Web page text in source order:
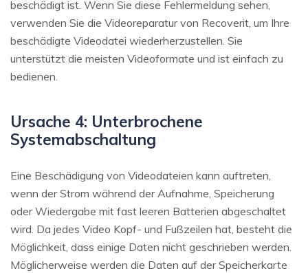
beschädigt ist. Wenn Sie diese Fehlermeldung sehen,
verwenden Sie die Videoreparatur von Recoverit, um Ihre
beschädigte Videodatei wiederherzustellen. Sie
unterstützt die meisten Videoformate und ist einfach zu
bedienen.
Ursache 4: Unterbrochene
Systemabschaltung
Eine Beschädigung von Videodateien kann auftreten,
wenn der Strom während der Aufnahme, Speicherung
oder Wiedergabe mit fast leeren Batterien abgeschaltet
wird. Da jedes Video Kopf- und Fußzeilen hat, besteht die
Möglichkeit, dass einige Daten nicht geschrieben werden.
Möglicherweise werden die Daten auf der Speicherkarte